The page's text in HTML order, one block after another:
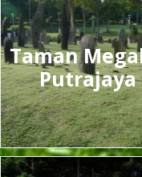
Taman
Putrajaya